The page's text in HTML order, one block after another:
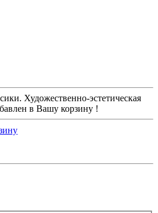
Художественно-эстетическая
в Вашу корзину !